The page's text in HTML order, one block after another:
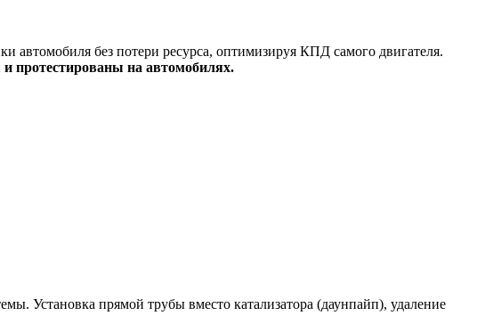
без потери ресурса, оптимизируя КПД самого двигателя.
протестированы на автомобилях.
Установка прямой трубы вместо катализатора (даунпайп), удаление